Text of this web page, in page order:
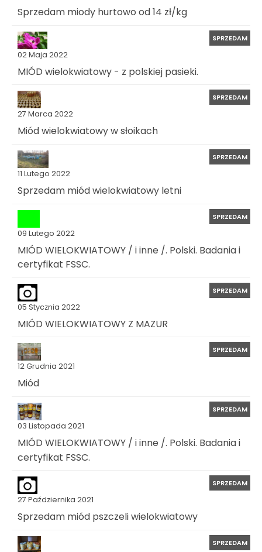
Sprzedam miody hurtowo od 14 zł/kg
02 Maja 2022
SPRZEDAM
MIÓD wielokwiatowy - z polskiej pasieki.
27 Marca 2022
SPRZEDAM
Miód wielokwiatowy w słoikach
11 Lutego 2022
SPRZEDAM
Sprzedam miód wielokwiatowy letni
09 Lutego 2022
SPRZEDAM
MIÓD WIELOKWIATOWY / i inne /. Polski. Badania i
certyfikat FSSC.
05 Stycznia 2022
SPRZEDAM
MIÓD WIELOKWIATOWY Z MAZUR
12 Grudnia 2021
SPRZEDAM
Miód
03 Listopada 2021
SPRZEDAM
MIÓD WIELOKWIATOWY / i inne /. Polski. Badania i
certyfikat FSSC.
27 Października 2021
SPRZEDAM
Sprzedam miód pszczeli wielokwiatowy
SPRZEDAM